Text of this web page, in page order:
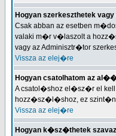
Hogyan szerkeszthetek
Csak abban az esetben
valaki m�r v�laszolt a
vagy az Adminisztr�tor
Vissza az elej�re
Hogyan csatolhatom az
A csatol�shoz el�sz�r el
hozz�sz�l�shoz, ez
Vissza az elej�re
Hogyan k�sz�thetek